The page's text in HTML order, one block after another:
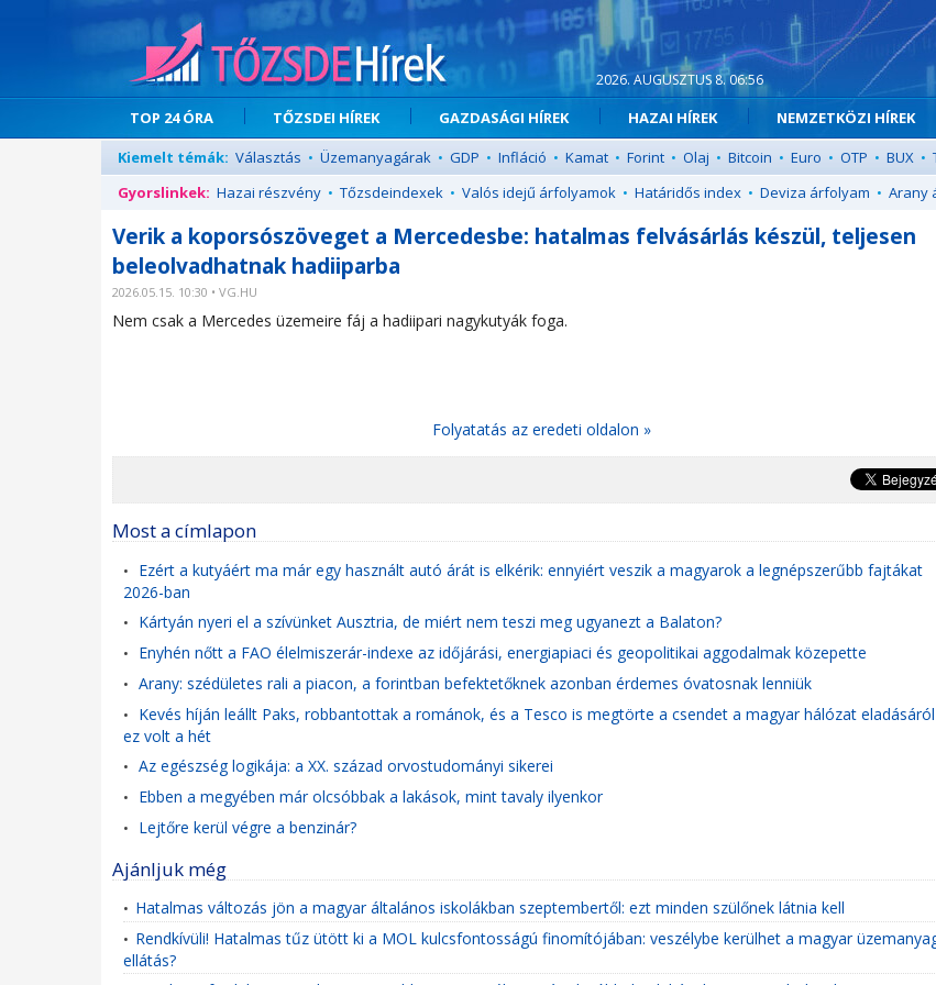
2026. AUGUSZTUS 8. 06:56
TOP 24 ÓRA TŐZSDEI HÍREK GAZDASÁGI HÍREK HAZAI HÍREK NEMZETKÖZI HÍREK
Kiemelt témák: Választás • Üzemanyagárak • GDP • Infláció • Kamat • Forint • Olaj • Bitcoin • Euro • OTP • BUX •
Gyorslinkek: Hazai részvény • Tőzsdeindexek • Valós idejű árfolyamok • Határidős index • Deviza árfolyam • Arany
Verik a koporsószöveget a Mercedesbe: hatalmas felvásárlás készül, teljesen
beleolvadhatnak hadiiparba
2026.05.15. 10:30 • VG.HU
Nem csak a Mercedes üzemeire fáj a hadiipari nagykutyák foga.
Folyatatás az eredeti oldalon »
Most a címlapon
• Ezért a kutyáért ma már egy használt autó árát is elkérik: ennyiért veszik a magyarok a legnépszerűbb fajtákat
2026-ban
• Kártyán nyeri el a szívünket Ausztria, de miért nem teszi meg ugyanezt a Balaton?
• Enyhén nőtt a FAO élelmiszerár-indexe az időjárási, energiapiaci és geopolitikai aggodalmak közepette
• Arany: szédületes rali a piacon, a forintban befektetőknek azonban érdemes óvatosnak lenniük
• Kevés híján leállt Paks, robbantottak a románok, és a Tesco is megtörte a csendet a magyar hálózat
ez volt a hét
• Az egészség logikája: a XX. század orvostudományi sikerei
• Ebben a megyében már olcsóbbak a lakások, mint tavaly ilyenkor
• Lejtőre kerül végre a benzinár?
Ajánljuk még
• Hatalmas változás jön a magyar általános iskolákban szeptembertől: ezt minden szülőnek látnia kell
• Rendkívüli! Hatalmas tűz ütött ki a MOL kulcsfontosságú finomítójában: veszélybe kerülhet a magyar
ellátás?